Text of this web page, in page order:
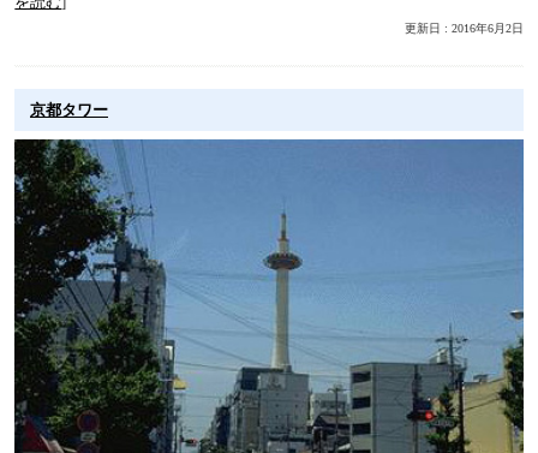
更新日 : 2016年6月2日
京都タワー